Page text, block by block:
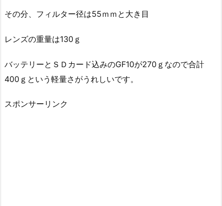
その分、フィルター径は55ｍｍと大き目
レンズの重量は130ｇ
バッテリーとＳＤカード込みのGF10が270ｇなので合計
400ｇという軽量さがうれしいです。
スポンサーリンク